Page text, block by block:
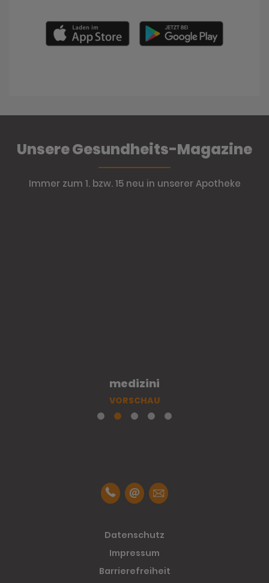
Unsere Gesundheits-Magazine
Immer zum 1. bzw. 15 neu in unserer Apotheke
medizini
VORSCHAU
Datenschutz
Impressum
Barrierefreiheit